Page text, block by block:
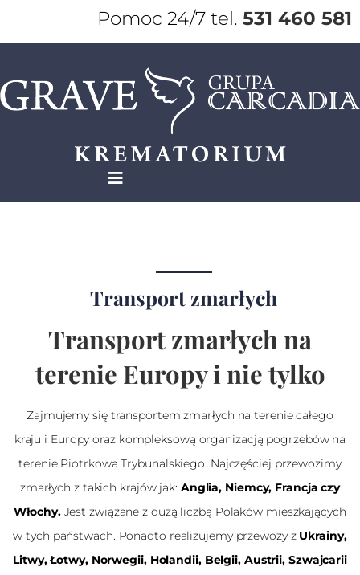
Pomoc 24/7 tel. 531 460 581
Transport zmarłych
Transport zmarłych na
terenie Europy i nie tylko
Zajmujemy się transportem zmarłych na terenie całego
kraju i Europy oraz kompleksową organizacją pogrzebów na
terenie Piotrkowa Trybunalskiego. Najczęściej przewozimy
zmarłych z takich krajów jak: Anglia, Niemcy, Francja czy
Włochy.Jest związane z dużą liczbą Polaków mieszkających
w tych państwach. Ponadto realizujemy przewozy z Ukrainy,
Litwy, Łotwy, Norwegii, Holandii, Belgii, Austrii, Szwajcarii